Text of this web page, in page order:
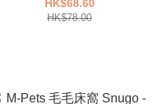
HK$68.60
HK$78.00